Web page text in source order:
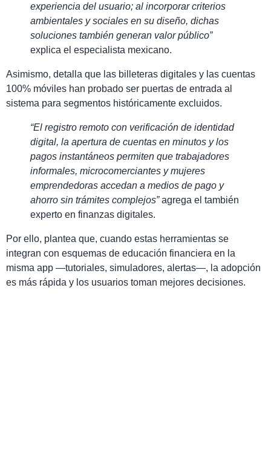
experiencia del usuario; al incorporar criterios
ambientales y sociales en su diseño, dichas
soluciones también generan valor público”
explica el especialista mexicano.
Asimismo, detalla que las billeteras digitales y las cuentas
100% móviles han probado ser puertas de entrada al
sistema para segmentos históricamente excluidos.
“El registro remoto con verificación de identidad
digital, la apertura de cuentas en minutos y los
pagos instantáneos permiten que trabajadores
informales, microcomerciantes y mujeres
emprendedoras accedan a medios de pago y
ahorro sin trámites complejos”agrega el también
experto en finanzas digitales.
Por ello, plantea que, cuando estas herramientas se
integran con esquemas de educación financiera en la
misma app —tutoriales, simuladores, alertas—, la adopción
es más rápida y los usuarios toman mejores decisiones.